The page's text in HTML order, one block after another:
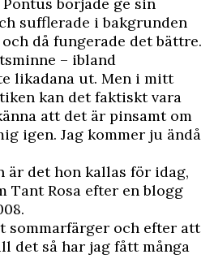
började ge sin
sufflerade i bakgrunden
då fungerade det bättre.
– ibland
likadana ut. Men i mitt
kan det faktiskt vara
att det är pinsamt om
igen. Jag kommer ju ändå
är det hon kallas för idag,
Tant Rosa efter en blogg
sommarfärger och efter att
det så har jag fått många